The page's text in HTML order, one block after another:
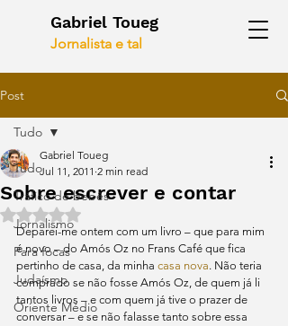
Gabriel Toueg
Jornalista e tal
Post
Tudo
Tráfico de bebês
Jornalismo
Para focas
Judaísmo
Oriente Médio
Tudo
Sobre escrever e contar
Gabriel Toueg
Jul 11, 2011 2 min read
Rated NaN out of 5 stars.
Deparei-me ontem com um livro – que para mim
é novo – do Amós Oz no Frans Café que fica
pertinho de casa, da minha casa nova. Não teria
comprado se não fosse Amós Oz, de quem já li
tantos livros – e com quem já tive o prazer de
conversar – e se não falasse tanto sobre essa